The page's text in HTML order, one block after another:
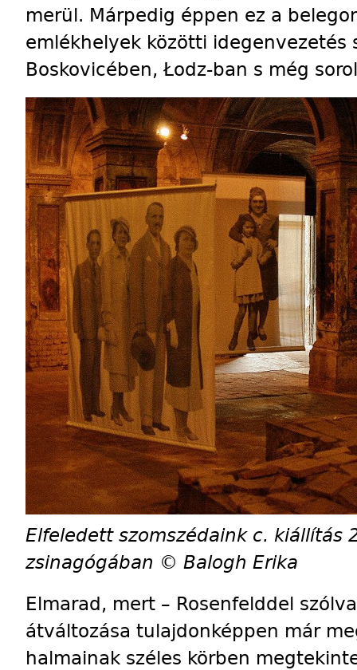
merül. Márpedig éppen ez a
emlékhelyek közötti idegenvezetés
Boskovicében, Łodz-ban s még
Elfeledett szomszédaink c. kiállítás
zsinagógában © Balogh Erika
Elmarad, mert – Rosenfelddel
átváltozása tulajdonképpen már
halmainak széles körben